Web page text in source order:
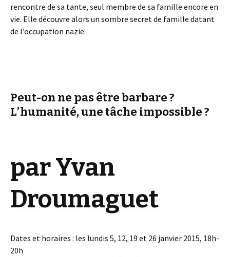
rencontre de sa tante, seul membre de sa famille encore en
vie. Elle découvre alors un sombre secret de famille datant
de l’occupation nazie.
Peut-on ne pas être barbare ?
L’humanité, une tâche impossible ?
par Yvan
Droumaguet
Dates et horaires : les lundis 5, 12, 19 et 26 janvier 2015, 18h-
20h